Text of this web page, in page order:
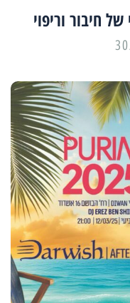
חיבור וריפוי